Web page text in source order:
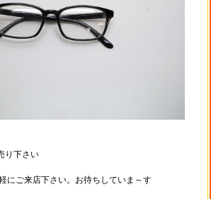
り下さい
来店下さい。お待ちしていま～す